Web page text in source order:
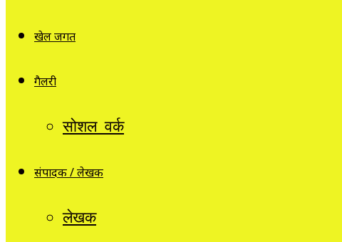
खेल जगत
गैलरी
सोशल वर्क
संपादक / लेखक
लेखक